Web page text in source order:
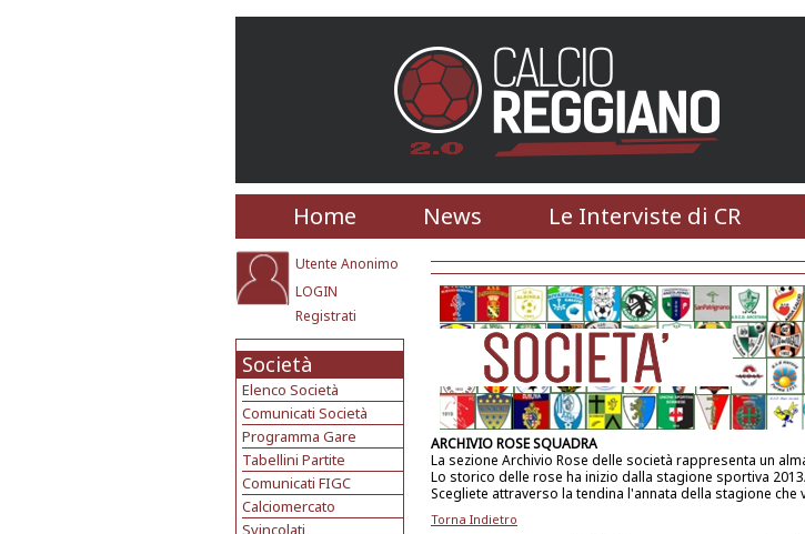
Home News Le Interviste di CR
Utente Anonimo
LOGIN
Registrati
Società
Elenco Società
Comunicati Società
Programma Gare
Tabellini Partite
Comunicati FIGC
Calciomercato
Svincolati
ARCHIVIO ROSE SQUADRA
La sezione Archivio Rose delle società rappresenta un
Lo storico delle rose ha inizio dalla stagione sportiva
Scegliete attraverso la tendina l'annata della stagione che
Torna Indietro